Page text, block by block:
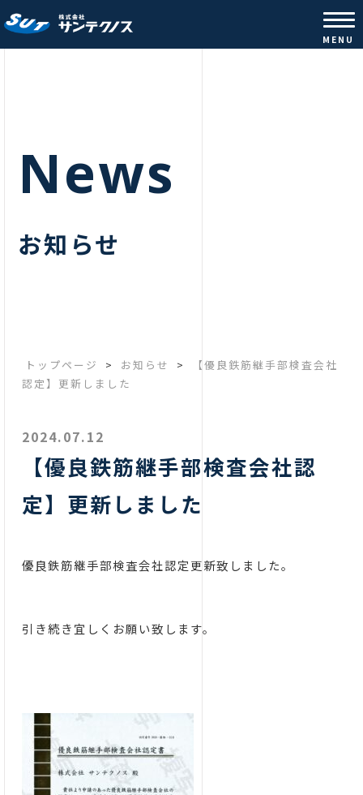
株式会社サンテクノス |コンクリ
MENU
News
お知らせ
トップページ > お知らせ >
【優良鉄筋継手部検査会社
認定】更新しました
2024.07.12
【優良鉄筋継手部検査会社認
定】更新しました
優良鉄筋継手部検査会社認定更新致しました。
引き続き宜しくお願い致します。